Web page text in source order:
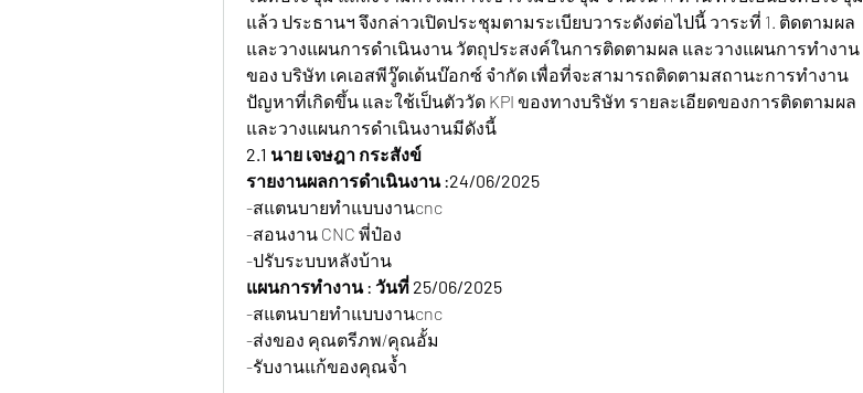
แล้ว ประธานฯ จึงกล่าวเปิดประชุมตามระเบียบวาระดังต่อไปนี้ วาระที่ 1. ติดตามผล
และวางแผนการดำเนินงาน วัตถุประสงค์ในการติดตามผล และวางแผนการทำงาน
ของ บริษัท เคเอสพีวู๊ดเด้นบ๊อกซ์ จำกัด เพื่อที่จะสามารถติดตามสถานะการทำงาน
ปัญหาที่เกิดขึ้น และใช้เป็นตัววัด KPI ของทางบริษัท รายละเอียดของการติดตามผล
และวางแผนการดำเนินงานมีดังนี้
2.1 นาย เจษฎา กระสังข์
รายงานผลการดำเนินงาน :24/06/2025
-สแตนบายทำแบบงานcnc
-สอนงาน CNC พี่ป๋อง
-ปรับระบบหลังบ้าน
แผนการทำงาน : วันที่ 25/06/2025
-สแตนบายทำแบบงานcnc
-ส่งของ คุณตรีภพ/คุณอั้ม
-รับงานแก้ของคุณจ้ำ